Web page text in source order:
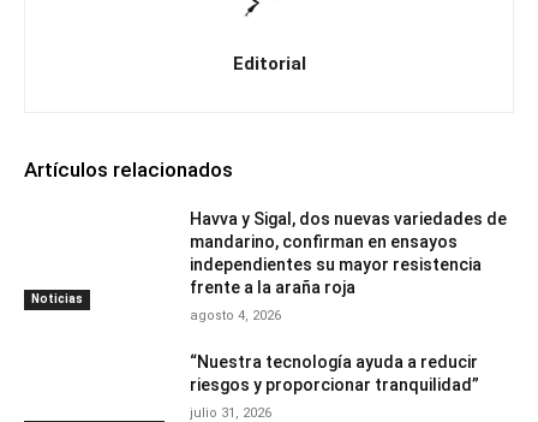
Editorial
Artículos relacionados
Noticias
Havva y Sigal, dos nuevas variedades de
mandarino, confirman en ensayos
independientes su mayor resistencia
frente a la araña roja
agosto 4, 2026
“Nuestra tecnología ayuda a reducir
riesgos y proporcionar tranquilidad”
julio 31, 2026